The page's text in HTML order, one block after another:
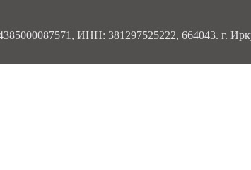
ИНН: 381297525222, 664043. г.